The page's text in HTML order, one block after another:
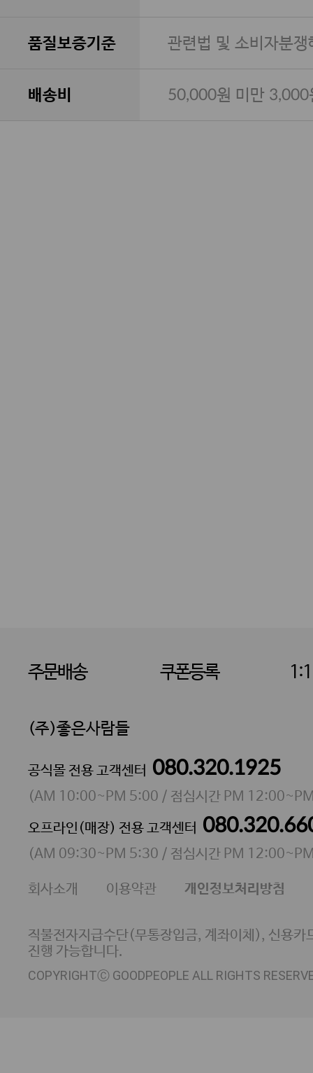
품질보증기준 관련법 및 소비자분
배송비 50,000원 미만 3,000
주문배송 쿠폰등록
(주)좋은사람들
대표 이성현,박영환| 개인정보관리책임자 김상현
소재지 서울특별시 마포구 마포대로4다길 41 마포
통신판매업 신고번호 2023-서울마포-3931호
사업자등록번호 105-81-58242
E-MAIL goodpeople@gpin.co.kr
사업자정보확인
이니시스 에스크로 서비
공식몰 전용 고객센터 080.320.1925
(AM 10:00~PM 5:00 / 점심시간 PM
오프라인(매장) 전용 고객센터
(AM 09:30~PM 5:30 / 점심시간 PM
회사소개 이용약관 개인정보처리방침
직불전자지급수단(무통장입금, 계좌이체), 신용카
진행 가능합니다.
COPYRIGHTⒸ GOODPEOPLE ALL RIGHTS